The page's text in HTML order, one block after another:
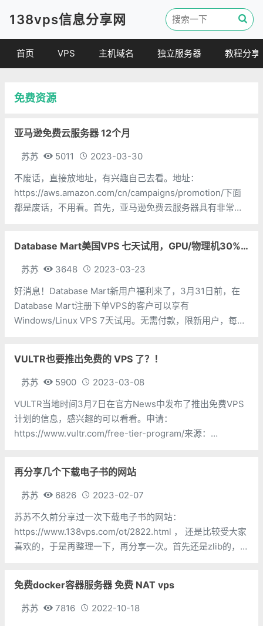
138vps信息分享网
首页 VPS
便宜VPS
主机域名 独立服务器 教程分享
免费资源
亚马逊免费云服务器 12个月
苏苏 5011
2023-03-30
不废话，直接放地址，有兴趣自己去看。地址：
https://aws.amazon.com/cn/campaigns/promotion/下面
都是废话，不用看。首先，亚马逊免费云服务器具有非常高
源和专
Database Mart美国VPS 七天试用，GPU/物理机30% 折扣,原生IP,100Mbps-1Gbps,不限流
苏苏 3648
2023-03-23
好消息！Database Mart新用户福利来了，3月31日前，在
Database Mart注册下单VPS的客户可以享有
Windows/Linux VPS 7天试用。无需付款，限新用户，每个
VULTR也要推出免费的 VPS 了？！
苏苏 5900
2023-03-08
VULTR当地时间3月7日在官方News中发布了推出免费VPS
计划的信息，感兴趣的可以看看。申请：
https://www.vultr.com/free-tier-program/来源：
再分享几个下载电子书的网站
苏苏 6826
2023-02-07
苏苏不久前分享过一次下载电子书的网站：
https://www.138vps.com/ot/2822.html ， 还是比较受大家
喜欢的，于是再整理一下，再分享一次。首先还是zlib的，非
免费docker容器服务器 免费 NAT vps
苏苏 7816 2022-10-18